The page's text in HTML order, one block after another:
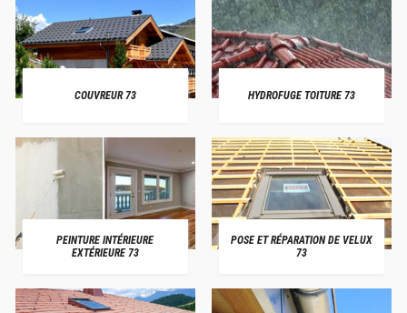
COUVREUR 73 HYDROFUGE TOITURE 73
PEINTURE INTÉRIEURE
EXTÉRIEURE 73
POSE ET RÉPARATION DE VELUX
73